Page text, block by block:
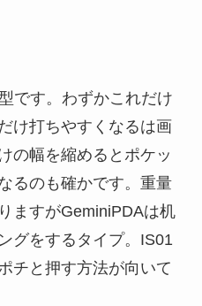
です。わずかこれだけ
け打ちやすくなるは画
の幅を縮めるとポケッ
るのも確かです。重量
ますがGeminiPDAは机
グをするタイプ。IS01
チと押す方法が向いて